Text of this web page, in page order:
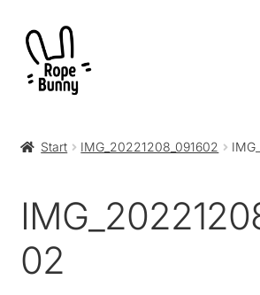
Zur
Navigation
springen
Zum
Inhalt
springen
Museum
Journal
Start IMG_20221208_091602
02